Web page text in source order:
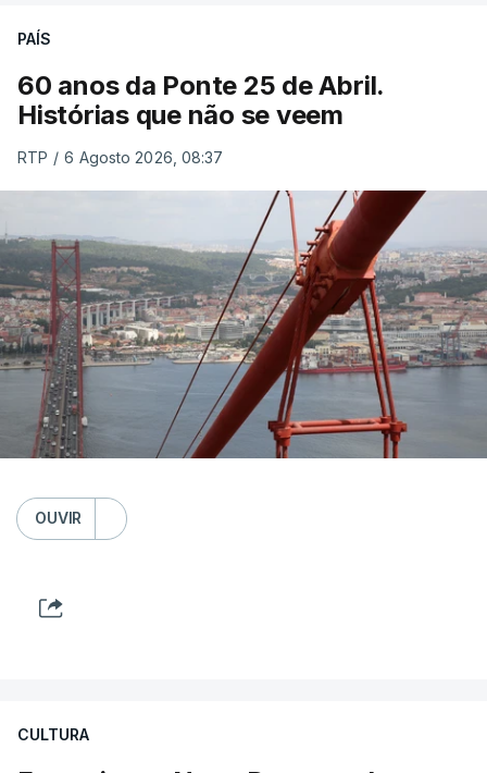
PAÍS
60 anos da Ponte 25 de Abril.
Histórias que não se veem
RTP / 6 Agosto 2026, 08:37
OUVIR
CULTURA